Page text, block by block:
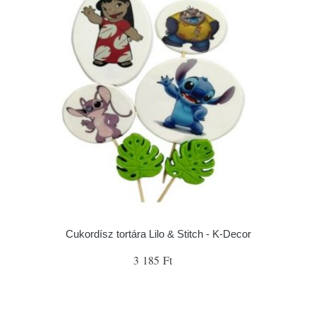
Cukordísz tortára Lilo & Stitch - K-Decor
3 185 Ft